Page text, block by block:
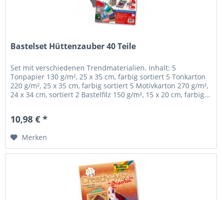
Bastelset Hüttenzauber 40 Teile
Set mit verschiedenen Trendmaterialien. Inhalt: 5
Tonpapier 130 g/m², 25 x 35 cm, farbig sortiert 5 Tonkarton
220 g/m², 25 x 35 cm, farbig sortiert 5 Motivkarton 270 g/m²,
24 x 34 cm, sortiert 2 Bastelfilz 150 g/m², 15 x 20 cm, farbig...
10,98 € *
Merken